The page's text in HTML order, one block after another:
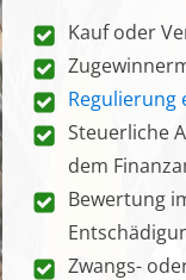
Kauf oder
Regulierung
Steuerliche
dem
Bewertung
Zwangs-